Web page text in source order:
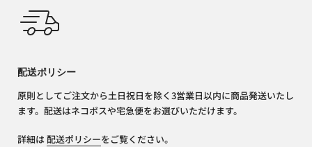
配送ポリシー
原則としてご注文から土日祝日を除く3営業日以内に商品発送いたし
ます。配送はネコポスや宅急便をお選びいただけます。
詳細は配送ポリシーをご覧ください。